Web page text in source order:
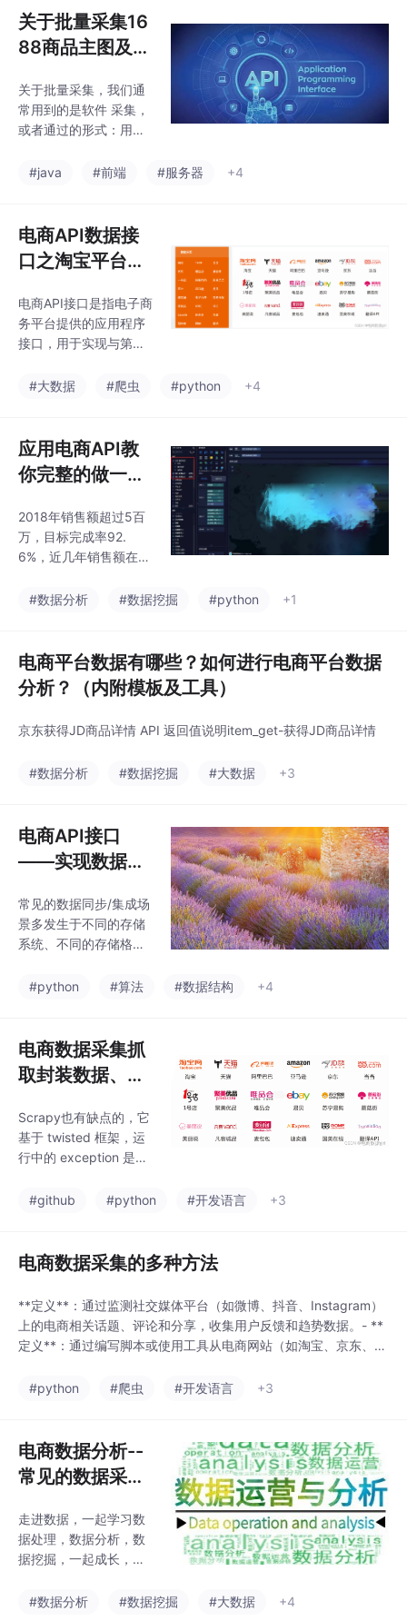
互联网行
购，国际：hk； 京东自
营：jd)watermark:是否
返回水印图片（为1返回
关于批量采集16
88商品主图及链
采集/1688官方
API接口数据采
关于批量采集，我们通
常用到的是软件 采集，
或者通过的形式：用户
一行一个，流程会自动
所有链接。结果保存为
表格的一行，第一个字
段是商品ID，第二个字
第三个字段则是所有图
片链接。流程的完整源
代码如下图所示。1、流
立一行表头，含三个字
列表变量;
#java #前端 #服务器 +4
电商API数据接
口之淘宝平台
集数据分析工具
最重要的数据采
电商API接口是指电子商
务平台提供的应用程序
接口，用于实现与第三
能整合。通过，开发者
口对接等功能。常见的
电商API接口包括商品查
询接口、下单接口、库
接口等。开发者可以根
据自身需求选择适合的
接口进行集成，以实现
体验。。
#大数据 #爬虫 #python +4
应用电商API教
你完整的做一份
2018年销售额超过5百
万，目标完成率92.
6%，近几年销售额在逐
退货率也在逐年增大，
华南俩地区销售份额占
比超过50%，地区分布
不均，需要加强其他地
半的销售来自个人消费
较平均。由于法律法规
以看出每年的1-4和7月
份销售额偏低，需要进
这几月销
#数据分析 #数据挖掘 #python +1
电商平台数据有哪些？如何进行电商平台数据
分析？（内附模板及工具）
京东获得JD商品详情 API 返回值说明item_get-获得JD商品详情
#数据分析 #数据挖掘 #大数据 +3
电商API接口
——实现数据同
装接口
常见的数据同步/集成场
景多发生于不同的存储
系统、不同的存储格
据至数仓、excel 或 cs
很少涉及从 http 接口同
步数据。如淘宝、拼多
多等电商平台平台，平
数据打通，很多的开源
数据集成工具可以满足
大部分场景。
#python #算法 #数据结构 +4
电商数据采集抓
取封装数据、淘
等平台商品详情
API接口参数详
Scrapy也有缺点的，它
基于 twisted 框架，运
行中的 exception 是不
器），并且异步框架出
察觉。selenium是一个
专门采集反爬很厉害的
网站经常使用的工具，
它主要是可以模拟浏览
器去打开访问您需要采
集的目标网站了，比如
企查查或者是淘宝、5
务端做了反爬技
#github #python #开发语言 +3
电商数据采集的多种方法
**定义**：通过监测社交媒体平台（如微博、抖音、Instagram）
上的电商相关话题、评论和分享，收集用户反馈和趋势数据。- **
定义**：通过编写脚本或使用工具从电商网站（如淘宝、京东、亚
商平台提供的官方API获取数据（如商品信息、订单数据、用户评
#python #爬虫 #开发语言 +3
电商数据分析--
常见的数据采集
走进数据，一起学习数
据处理，数据分析，数
据挖掘，一起成长，相
-3年我们都会成为公司
#数据分析 #数据挖掘 #大数据 +4